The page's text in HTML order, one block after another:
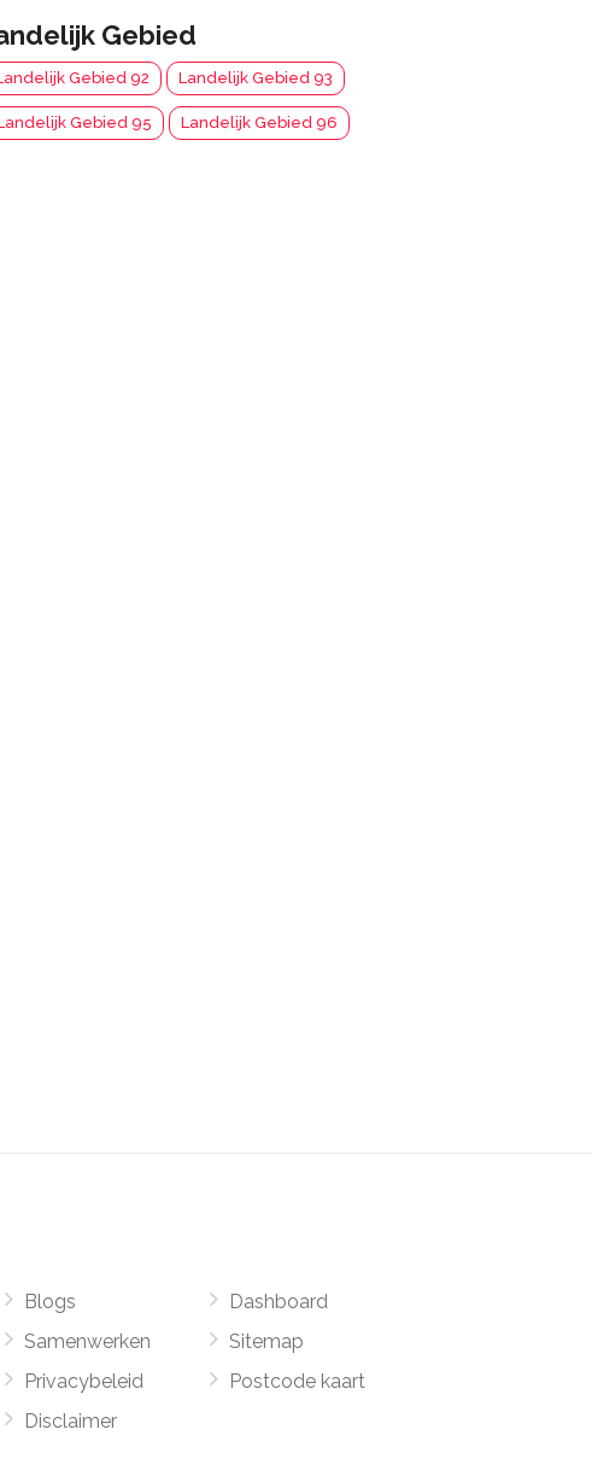
Gebied
Gebied 92 Landelijk Gebied 93
Gebied 95 Landelijk Gebied 96
Blogs
Samenwerken
Privacybeleid
Disclaimer
Dashboard
Sitemap
Postcode kaart